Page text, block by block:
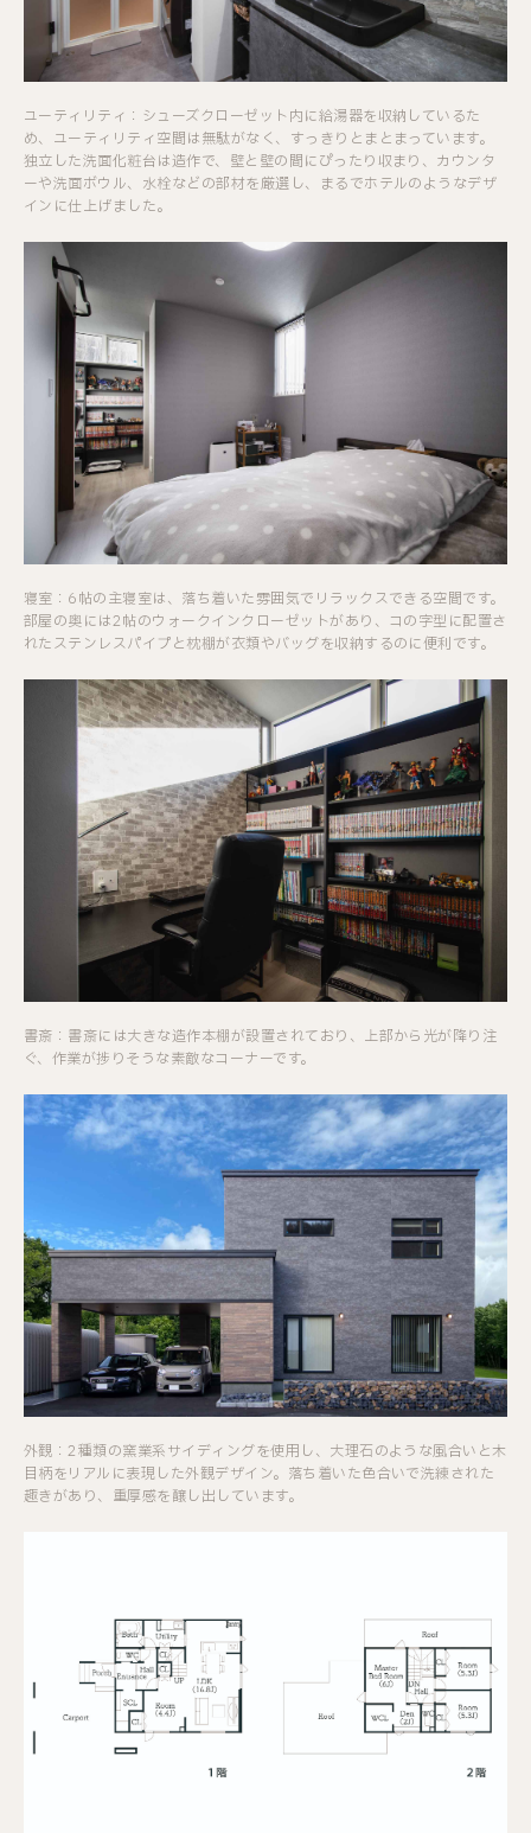
ユーティリティ：シューズクローゼット内に給湯器を収納しているた
め、ユーティリティ空間は無駄がなく、すっきりとまとまっています。
独立した洗面化粧台は造作で、壁と壁の間にぴったり収まり、カウンタ
ーや洗面ボウル、水栓などの部材を厳選し、まるでホテルのようなデザ
インに仕上げました。
寝室：6帖の主寝室は、落ち着いた雰囲気でリラックスできる空間です。
部屋の奥には2帖のウォークインクローゼットがあり、コの字型に配置さ
れたステンレスパイプと枕棚が衣類やバッグを収納するのに便利です。
書斎：書斎には大きな造作本棚が設置されており、上部から光が降り注
ぐ、作業が捗りそうな素敵なコーナーです。
外観：2種類の窯業系サイディングを使用し、大理石のような風合いと木
目柄をリアルに表現した外観デザイン。落ち着いた色合いで洗練された
趣きがあり、重厚感を醸し出しています。